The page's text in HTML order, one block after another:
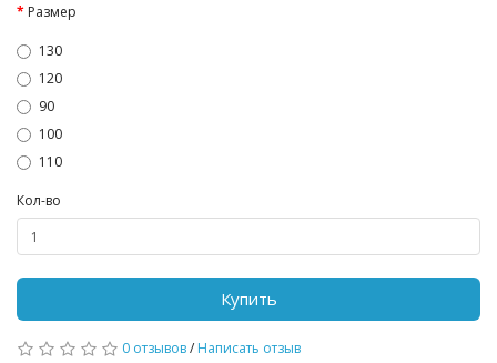
Размер
130
120
90
100
110
Кол-во
Купить
0 отзывов/ Написать отзыв